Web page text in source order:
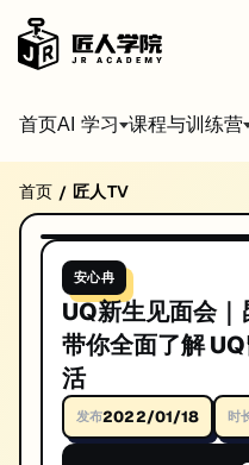
首页AI 学习 课程与训练营
UQ新生见面会｜昆士
系列: 安心冉
UQ新生见面会｜昆士兰大学 校
时长: 01:52:03
发布日期: 2022/1/17
本视频由匠人学院提供，涵盖IT
首页 / 匠人TV
安心冉
UQ新生见面会
带你全面了解
活
发布2022/01/18 时